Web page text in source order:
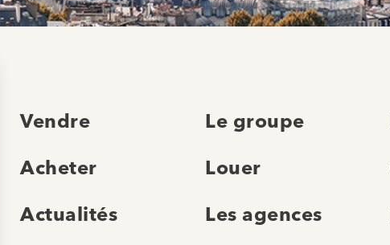
Vendre Le groupe
Acheter Louer
Actualités Les agences